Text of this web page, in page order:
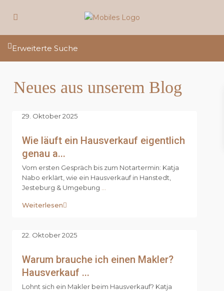
Erweiterte Suche
Neues aus unserem Blog
Wie läuft ein Hausverkauf eigentlich
genau a...
29. Oktober 2025
Vom ersten Gespräch bis zum Notartermin: Katja
Nabo erklärt, wie ein Hausverkauf in Hanstedt,
Jesteburg & Umgebung
Weiterlesen
Warum brauche ich einen Makler?
Hausverkauf ...
22. Oktober 2025
Lohnt sich ein Makler beim Hausverkauf? Katja